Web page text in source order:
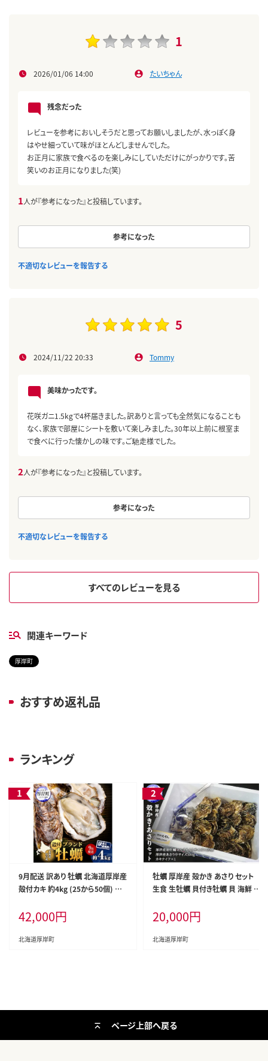
1
2026/01/06 14:00 たいちゃん
残念だった
レビューを参考においしそうだと思ってお願いしましたが、水っぽく身
はやせ細っていて味がほとんどしませんでした。
お正月に家族で食べるのを楽しみにしていただけにがっかりです。苦
笑いのお正月になりました(笑)
1人が『参考になった』と投稿しています。
参考になった
不適切なレビューを報告する
5
2024/11/22 20:33 Tommy
美味かったです。
花咲ガニ1.5kgで4杯届きました。訳ありと言っても全然気になることも
なく、家族で部屋にシートを敷いて楽しみました。30年以上前に根室ま
で食べに行った懐かしの味です。ご馳走様でした。
2人が『参考になった』と投稿しています。
参考になった
不適切なレビューを報告する
すべてのレビューを見る
関連キーワード
厚岸町
おすすめ返礼品
ランキング
9月配送 訳あり 牡蠣 北海道厚岸産
殻付カキ 約4kg (25から50個) カ
蠣 貝 海鮮 魚介類 殻付き牡蠣 マル
えもん
42,000円
北海道厚岸町
牡蠣 厚岸産 殻かき あさり セット
生食 生牡蠣 貝付き牡蠣 貝 海鮮 魚
20,000円
北海道厚岸町
ページ上部へ戻る